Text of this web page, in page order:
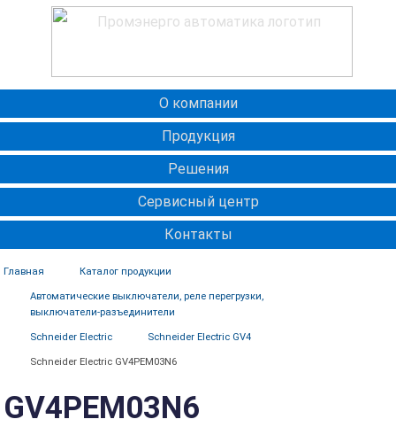
О компании
Продукция
Решения
Сервисный центр
Контакты
Главная Каталог продукции
Автоматические выключатели, реле перегрузки,
выключатели-разъединители
Schneider Electric Schneider Electric GV4
Schneider Electric GV4PEM03N6
GV4PEM03N6